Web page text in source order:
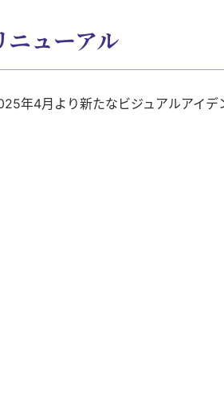
ニューアル
年4月より新たなビジュアルアイデ